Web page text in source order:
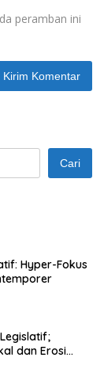
peramban ini
Cari
Hyper-Fokus
dan Erosi